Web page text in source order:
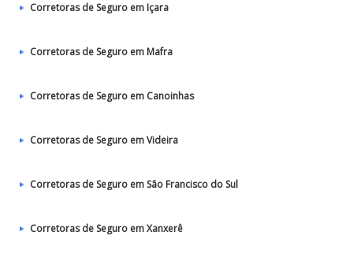
Corretoras de Seguro em Içara
Corretoras de Seguro em Mafra
Corretoras de Seguro em Canoinhas
Corretoras de Seguro em Videira
Corretoras de Seguro em São Francisco do Sul
Corretoras de Seguro em Xanxerê